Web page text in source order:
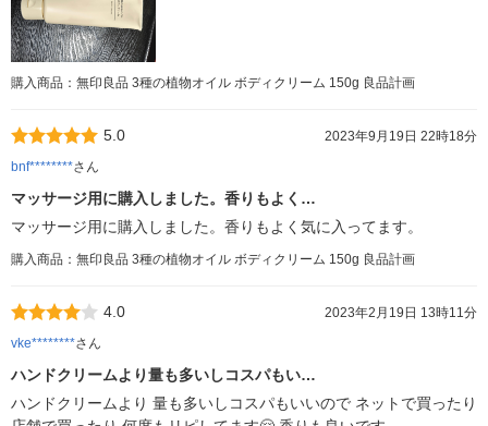
購入商品：無印良品 3種の植物オイル ボディクリーム 150g 良品計画
5.0
2023年9月19日 22時18分
bnf********さん
マッサージ用に購入しました。香りもよく…
マッサージ用に購入しました。香りもよく気に入ってます。
購入商品：無印良品 3種の植物オイル ボディクリーム 150g 良品計画
4.0
2023年2月19日 13時11分
vke********さん
ハンドクリームより量も多いしコスパもい…
ハンドクリームより 量も多いしコスパもいいので ネットで買ったり